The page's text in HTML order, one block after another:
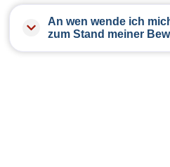
An wen wende ich
zum Stand meiner